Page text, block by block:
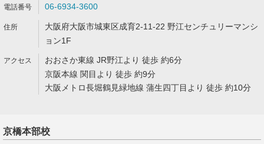
06-6934-3600
大阪府大阪市城東区成育2-11-22 野江センチュリーマンシ
ョン1F
おおさか東線 JR野江より 徒歩 約6分
京阪本線 関目より 徒歩 約9分
大阪メトロ長堀鶴見緑地線 蒲生四丁目より 徒歩 約10分
京橋本部校